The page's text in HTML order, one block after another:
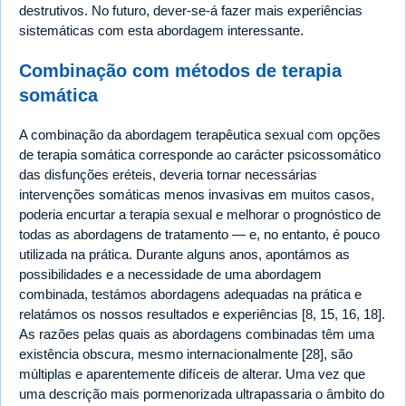
destrutivos. No futuro, dever-se-á fazer mais experiências
sistemáticas com esta abordagem interessante.
Combinação com métodos de terapia
somática
A combinação da abordagem terapêutica sexual com opções
de terapia somática corresponde ao carácter psicossomático
das disfunções eréteis, deveria tornar necessárias
intervenções somáticas menos invasivas em muitos casos,
poderia encurtar a terapia sexual e melhorar o prognóstico de
todas as abordagens de tratamento — e, no entanto, é pouco
utilizada na prática. Durante alguns anos, apontámos as
possibilidades e a necessidade de uma abordagem
combinada, testámos abordagens adequadas na prática e
relatámos os nossos resultados e experiências [8, 15, 16, 18].
As razões pelas quais as abordagens combinadas têm uma
existência obscura, mesmo internacionalmente [28], são
múltiplas e aparentemente difíceis de alterar. Uma vez que
uma descrição mais pormenorizada ultrapassaria o âmbito do